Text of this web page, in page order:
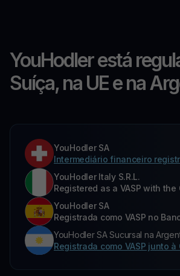
YouHodler está
Suíça, na UE e na
YouHodler SA
Intermediário financeiro
YouHodler Italy S.R.L.
Registered as a VASP with the
YouHodler SA
Registrada como VASP no
YouHodler SA Sucursal na
Registrada como VASP junto à